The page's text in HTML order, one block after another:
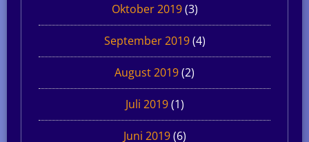
Oktober 2019(3)
September 2019(4)
August 2019(2)
Juli 2019(1)
Juni 2019(6)